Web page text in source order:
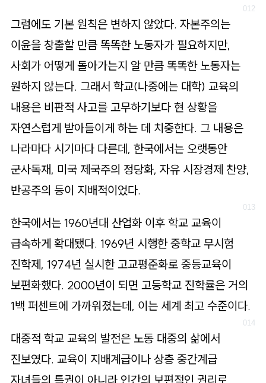
그럼에도 기본 원칙은 변하지 않았다. 자본주의는
이윤을 창출할 만큼 똑똑한 노동자가 필요하지만,
사회가 어떻게 돌아가는지 알 만큼 똑똑한 노동자는
원하지 않는다. 그래서 학교(나중에는 대학) 교육의
내용은 비판적 사고를 고무하기보다 현 상황을
자연스럽게 받아들이게 하는 데 치중한다. 그 내용은
나라마다 시기마다 다른데, 한국에서는 오랫동안
군사독재, 미국 제국주의 정당화, 자유 시장경제 찬양,
반공주의 등이 지배적이었다.
한국에서는 1960년대 산업화 이후 학교 교육이
급속하게 확대됐다. 1969년 시행한 중학교 무시험
진학제, 1974년 실시한 고교평준화로 중등교육이
보편화했다. 2000년이 되면 고등학교 진학률은 거의
1백 퍼센트에 가까워졌는데, 이는 세계 최고 수준이다.
대중적 학교 교육의 발전은 노동 대중의 삶에서
진보였다. 교육이 지배계급이나 상층 중간계급
자녀들의 특권이 아니라 인간의 보편적인 권리로